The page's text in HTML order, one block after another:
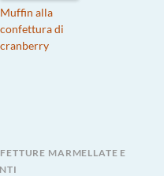
Muffin alla
confettura di
cranberry
MARMELLATE E